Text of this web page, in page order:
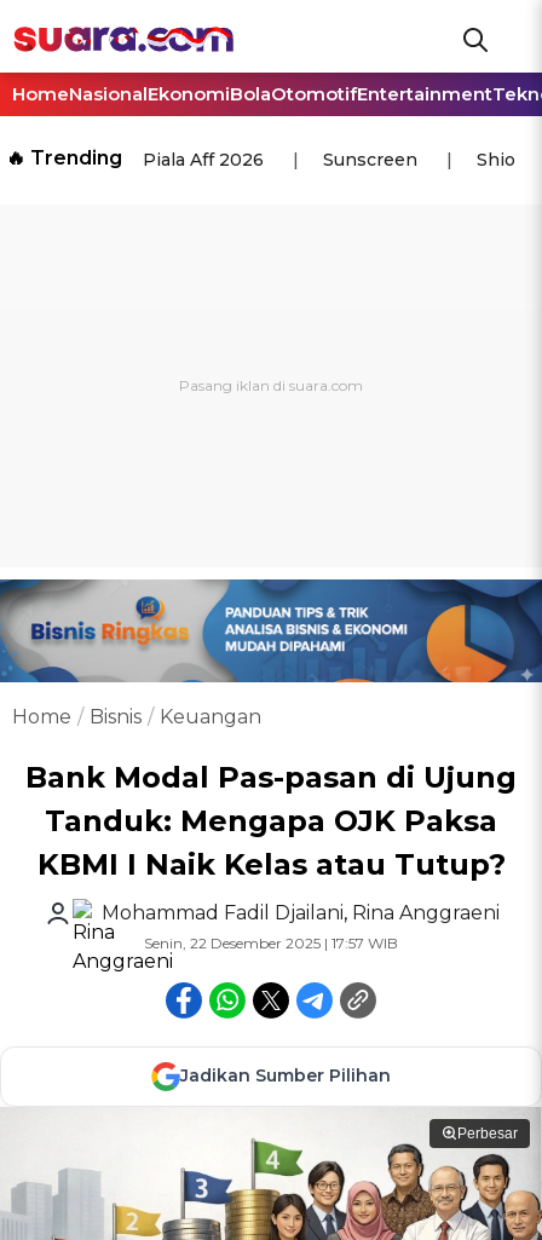
HomeNasionalEkonomiBolaOtomotifEntertainment
🔥 Trending Piala Aff 2026 Sunscreen Shio
Home Bisnis Keuangan
Bank Modal Pas-pasan di Ujung
Tanduk: Mengapa OJK Paksa
KBMI I Naik Kelas atau Tutup?
Mohammad Fadil Djailani, Rina Anggraeni
Senin, 22 Desember 2025 | 17:57 WIB
Jadikan Sumber Pilihan
Perbesar